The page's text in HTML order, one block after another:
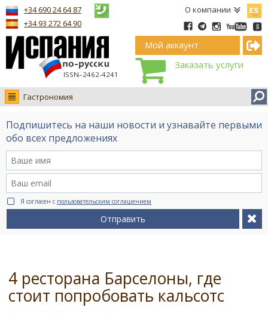
О компании
ISSN–2462-4241
+34 690 24 64 87
+34 93 272 64 90
Мой аккаунт
Заказать услуги
Гастрономия
Новости
Интервью
Видео Ruso.TV
BCN life
Сервис на немецком
Подпишитесь на наши новости и узнавайте первыми
обо всех предложениях
Я согласен с пользовательским соглашением
Отправить
4 ресторана Барселоны, где
стоит попробовать кальсотс